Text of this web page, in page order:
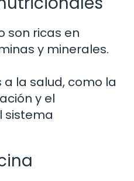
son ricas en
y minerales.
la salud, como la
y el
sistema